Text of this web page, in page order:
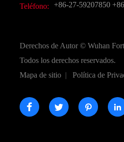
Teléfono: +86-27-59207850
Derechos de Autor © Wuhan
Todos los derechos reservados.
Mapa de sitio | Política de
   